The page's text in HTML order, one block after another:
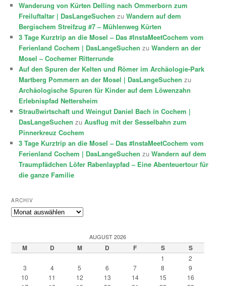
Wanderung von Kürten Delling nach Ommerborn zum
Freiluftaltar | DasLangeSuchen zuWandern auf dem
Bergischem Streifzug #7 – Mühlenweg Kürten
3 Tage Kurztrip an die Mosel – Das #InstaMeetCochem vom
Ferienland Cochem | DasLangeSuchen zuWandern an der
Mosel – Cochemer Ritterrunde
Auf den Spuren der Kelten und Römer im Archäologie-Park
Martberg Pommern an der Mosel | DasLangeSuchen zu
Archäologische Spuren für Kinder auf dem Löwenzahn
Erlebnispfad Nettersheim
Straußwirtschaft und Weingut Daniel Bach in Cochem |
DasLangeSuchen zuAusflug mit der Sesselbahn zum
Pinnerkreuz Cochem
3 Tage Kurztrip an die Mosel – Das #InstaMeetCochem vom
Ferienland Cochem | DasLangeSuchen zuWandern auf dem
Traumpfädchen Löfer Rabenlaypfad – Eine Abenteuertour für
die ganze Familie
ARCHIV
Archiv
AUGUST 2026
M D M D F S S
1
2
3
4 5 6 7 8
9
10
11 12 13 14 15
16